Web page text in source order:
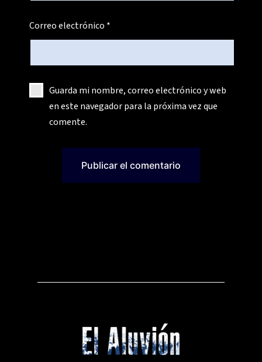
Correo electrónico *
Guarda mi nombre, correo electrónico y web
en este navegador para la próxima vez que
comente.